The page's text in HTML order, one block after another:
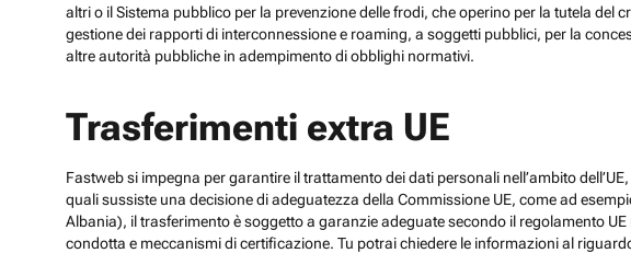
altri o il Sistema pubblico per la prevenzione delle frodi, che operino per la tutela del
gestione dei rapporti di interconnessione e roaming, a soggetti pubblici, per la
altre autorità pubbliche in adempimento di obblighi normativi.
Trasferimenti extra UE
Fastweb si impegna per garantire il trattamento dei dati personali nell’ambito
quali sussiste una decisione di adeguatezza della Commissione UE, come ad
Albania), il trasferimento è soggetto a garanzie adeguate secondo il regolamento
condotta e meccanismi di certificazione. Tu potrai chiedere le informazioni al